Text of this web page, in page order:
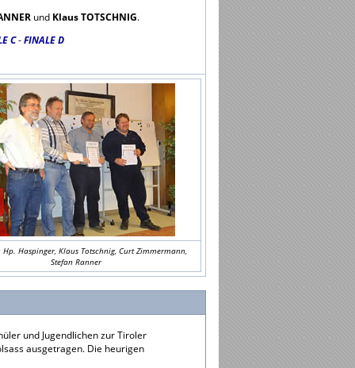
und Klaus TOTSCHNIG.
C-FINALE D
Haspinger, Klaus Totschnig, Curt Zimmermann,
Stefan Ranner
und Jugendlichen zur Tiroler
ausgetragen. Die heurigen